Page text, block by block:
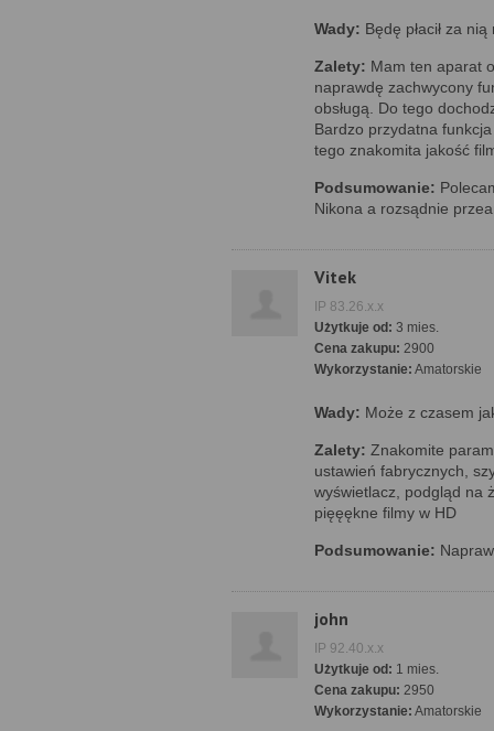
Wady: Będę płacił za nią
Zalety: Mam ten aparat
naprawdę zachwycony
obsługą. Do tego
Bardzo przydatna
tego znakomita jakość
Podsumowanie:
Nikona a rozsądnie
Vitek
IP 83.26.x.x
Użytkuje od: 3 mies.
Cena zakupu: 2900
Wykorzystanie: Amatorskie
Wady: Może z czasem
Zalety: Znakomite
ustawień fabrycznych,
wyświetlacz, podgląd na
pięęękne filmy w HD
Podsumowanie:
john
IP 92.40.x.x
Użytkuje od: 1 mies.
Cena zakupu: 2950
Wykorzystanie: Amatorskie